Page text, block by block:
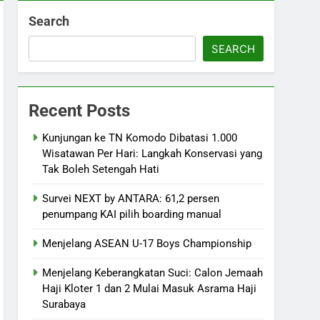
Search
SEARCH
Recent Posts
Kunjungan ke TN Komodo Dibatasi 1.000
Wisatawan Per Hari: Langkah Konservasi yang
Tak Boleh Setengah Hati
Survei NEXT by ANTARA: 61,2 persen
penumpang KAI pilih boarding manual
Menjelang ASEAN U-17 Boys Championship
Menjelang Keberangkatan Suci: Calon Jemaah
Haji Kloter 1 dan 2 Mulai Masuk Asrama Haji
Surabaya